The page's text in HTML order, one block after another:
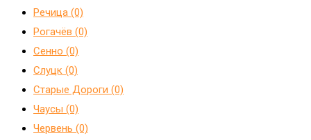
Речица (0)
Рогачёв (0)
Сенно (0)
Слуцк (0)
Старые Дороги (0)
Чаусы (0)
Червень (0)